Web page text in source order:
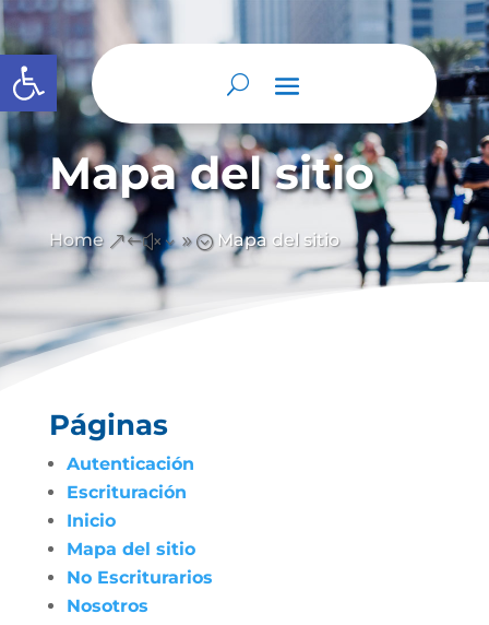
Abrir barra de herramientas
Mapa del sitio
Home &#x39; Mapa del sitio
Páginas
Autenticación
Escrituración
Inicio
Mapa del sitio
No Escriturarios
Nosotros